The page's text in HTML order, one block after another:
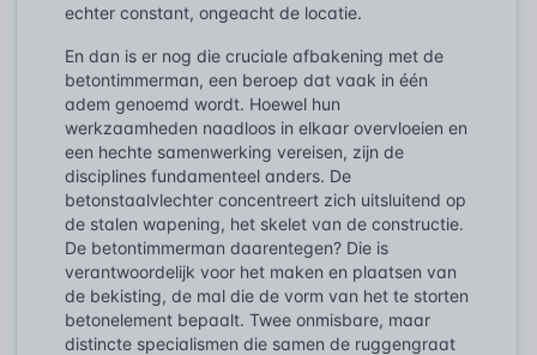
echter constant, ongeacht de locatie.
En dan is er nog die cruciale afbakening met de
betontimmerman, een beroep dat vaak in één
adem genoemd wordt. Hoewel hun
werkzaamheden naadloos in elkaar overvloeien en
een hechte samenwerking vereisen, zijn de
disciplines fundamenteel anders. De
betonstaalvlechter concentreert zich uitsluitend op
de stalen wapening, het skelet van de constructie.
De betontimmerman daarentegen? Die is
verantwoordelijk voor het maken en plaatsen van
de bekisting, de mal die de vorm van het te storten
betonelement bepaalt. Twee onmisbare, maar
distincte specialismen die samen de ruggengraat